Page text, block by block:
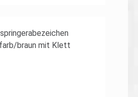
Warenkorb